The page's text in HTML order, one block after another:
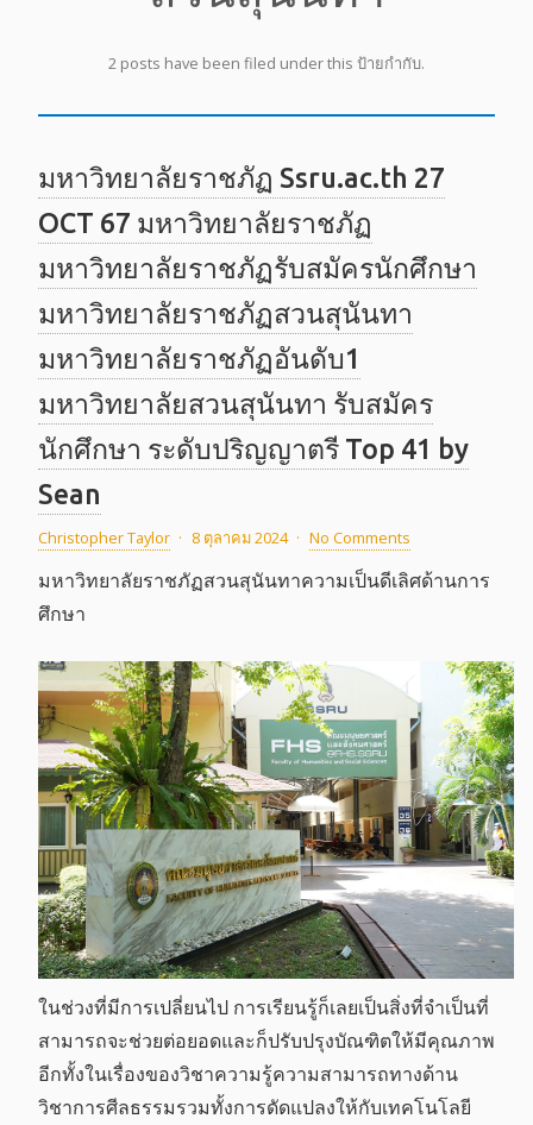
2 posts have been filed under this ป้ายกำกับ.
มหาวิทยาลัยราชภัฏ Ssru.ac.th 27
OCT 67 มหาวิทยาลัยราชภัฏ
มหาวิทยาลัยราชภัฏรับสมัครนักศึกษา
มหาวิทยาลัยราชภัฏสวนสุนันทา
มหาวิทยาลัยราชภัฏอันดับ1
มหาวิทยาลัยสวนสุนันทา รับสมัคร
นักศึกษา ระดับปริญญาตรี Top 41 by
Sean
Christopher Taylor · 8 ตุลาคม 2024 · No Comments
มหาวิทยาลัยราชภัฏสวนสุนันทาความเป็นดีเลิศด้านการ
ศึกษา
ในช่วงที่มีการเปลี่ยนไป การเรียนรู้ก็เลยเป็นสิ่งที่จำเป็นที่
สามารถจะช่วยต่อยอดและก็ปรับปรุงบัณฑิตให้มีคุณภาพ
อีกทั้งในเรื่องของวิชาความรู้ความสามารถทางด้าน
วิชาการศีลธรรมรวมทั้งการดัดแปลงให้กับเทคโนโลยี